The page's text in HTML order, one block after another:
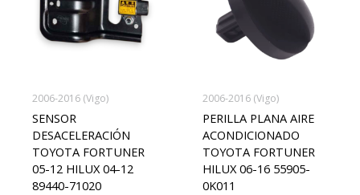
2006-2016 (Vigo)
SENSOR
DESACELERACIÓN
TOYOTA FORTUNER
05-12 HILUX 04-12
89440-71020
2006-2016 (Vigo)
PERILLA PLANA AIRE
ACONDICIONADO
TOYOTA FORTUNER
HILUX 06-16 55905-
0K011